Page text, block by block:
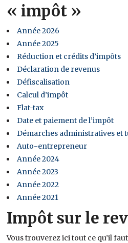
« impôt »
Année 2026
Année 2025
Réduction et crédits d’impôts
Déclaration de revenus
Défiscalisation
Calcul d’impôt
Flat-tax
Date et paiement de l’impôt
Démarches administratives et
Auto-entrepreneur
Année 2024
Année 2023
Année 2022
Année 2021
Impôt sur le
Vous trouverez ici tout ce qu’il